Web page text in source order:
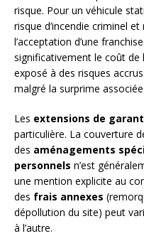
risque. Pour un véhicule
risque d’incendie criminel
l’acceptation d’une
significativement le coût de
exposé à des risques
malgré la surprime associée.
Les extensions de
particulière. La couverture
des aménagements
personnels n’est
une mention explicite au
des frais annexes
dépollution du site) peut
à l’autre.